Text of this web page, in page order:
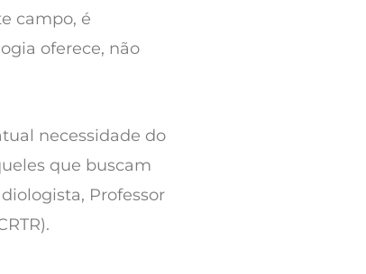
campo, é
oferece, não
necessidade do
que buscam
Professor